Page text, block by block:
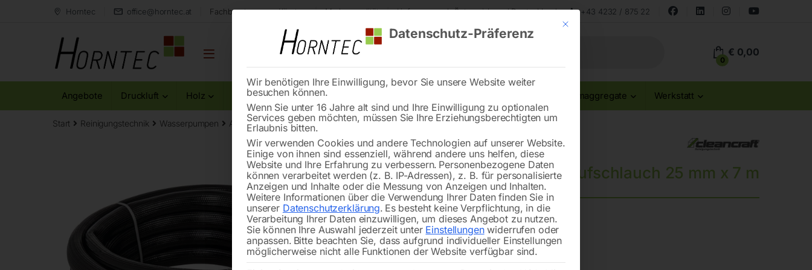
Horntec office@horntec.at Fachberatung aus Kärnten Markenqualität Lieferung nach Österreich und Deutschland +43 4232 / 875 22
0
€ 0,00
Angebote Druckluft Holz Metall Reinigung Stromaggregate Werkstatt
Start Reinigungstechnik Wasserpumpen Ablaufschlauch 25 mm x 7 m
🔍
Ablaufschlauch 25 mm x 7 m
€54,00
inkl. MwSt. zzgl.Versandkosten
Lieferzeit:Versandbereit in KW 30/2026
Mit diesem Button wird der Dialog geschlossen. Seine Funktionalität ist
Datenschutz-Präferenz
Wir benötigen Ihre Einwilligung, bevor Sie unsere Website weiter
besuchen können.
Wenn Sie unter 16 Jahre alt sind und Ihre Einwilligung zu optionalen
Services geben möchten, müssen Sie Ihre Erziehungsberechtigten um
Erlaubnis bitten.
Wir verwenden Cookies und andere Technologien auf unserer Website.
Einige von ihnen sind essenziell, während andere uns helfen, diese
Website und Ihre Erfahrung zu verbessern. Personenbezogene Daten
können verarbeitet werden (z. B. IP-Adressen), z. B. für personalisierte
Anzeigen und Inhalte oder die Messung von Anzeigen und Inhalten.
Weitere Informationen über die Verwendung Ihrer Daten finden Sie in
unserer Datenschutzerklärung. Es besteht keine Verpflichtung, in die
Verarbeitung Ihrer Daten einzuwilligen, um dieses Angebot zu nutzen.
Sie können Ihre Auswahl jederzeit unter Einstellungenwiderrufen oder
anpassen. Bitte beachten Sie, dass aufgrund individueller Einstellungen
möglicherweise nicht alle Funktionen der Website verfügbar sind.